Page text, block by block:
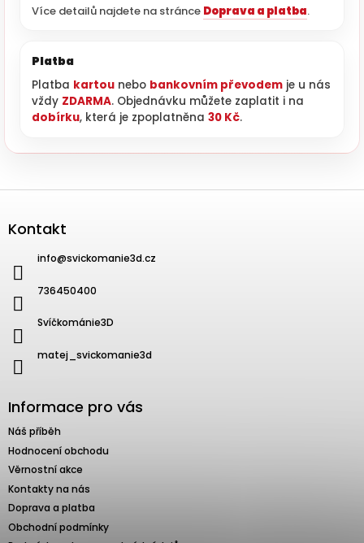
Více detailů najdete na stránce Doprava a platba.
Platba
Platba kartou nebo bankovním převodem je u nás
vždy ZDARMA. Objednávku můžete zaplatit i na
dobírku, která je zpoplatněna 30 Kč.
Kontakt
info@svickomanie3d.cz
736450400
Svíčkománie3D
matej_svickomanie3d
Informace pro vás
Náš příběh
Hodnocení obchodu
Věrnostní akce
Kontakty na nás
Doprava a platba
Obchodní podmínky